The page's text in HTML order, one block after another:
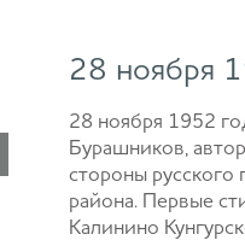
28 ноября
28 ноября 1952
Бурашников,
стороны русского
района. Первые
Калинино